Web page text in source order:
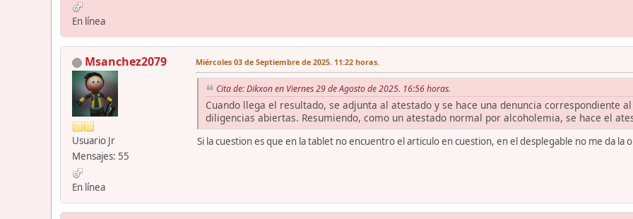
En línea
Msanchez2079
Usuario Jr
Mensajes: 55
En línea
Miércoles 03 de Septiembre de 2025. 11:22 horas.
Cita de: Dikxon en Viernes 29 de Agosto de 2025. 16:56 horas.
Cuando llega el resultado, se adjunta al atestado y se hace una denuncia correspondiente
diligencias abiertas. Resumiendo, como un atestado normal por alcoholemia, se hace el
Si la cuestion es que en la tablet no encuentro el articulo en cuestion, en el desplegable no me da la